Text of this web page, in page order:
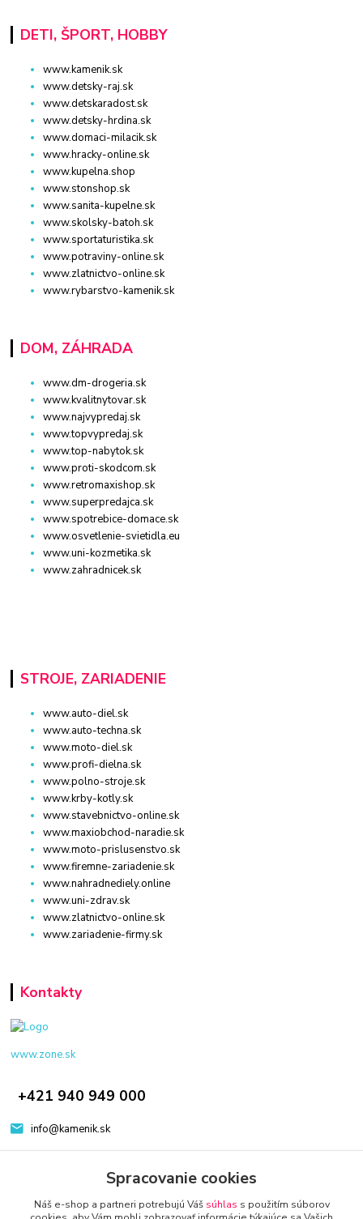
DETI, ŠPORT, HOBBY
www.kamenik.sk
www.detsky-raj.sk
www.detskaradost.sk
www.detsky-hrdina.sk
www.domaci-milacik.sk
www.hracky-online.sk
www.kupelna.shop
www.stonshop.sk
www.sanita-kupelne.sk
www.skolsky-batoh.sk
www.sportaturistika.sk
www.potraviny-online.sk
www.zlatnictvo-online.sk
www.rybarstvo-kamenik.sk
DOM, ZÁHRADA
www.dm-drogeria.sk
www.kvalitnytovar.sk
www.najvypredaj.sk
www.topvypredaj.sk
www.top-nabytok.sk
www.proti-skodcom.sk
www.retromaxishop.sk
www.superpredajca.sk
www.spotrebice-domace.sk
www.osvetlenie-svietidla.eu
www.uni-kozmetika.sk
www.zahradnicek.sk
STROJE, ZARIADENIE
www.auto-diel.sk
www.auto-techna.sk
www.moto-diel.sk
www.profi-dielna.sk
www.polno-stroje.sk
www.krby-kotly.sk
www.stavebnictvo-online.sk
www.maxiobchod-naradie.sk
www.moto-prislusenstvo.sk
www.firemne-zariadenie.sk
www.nahradnediely.online
www.uni-zdrav.sk
www.zlatnictvo-online.sk
www.zariadenie-firmy.sk
Kontakty
www.zone.sk
+421 940 949 000
info@kamenik.sk
Spracovanie cookies
Náš e-shop a partneri potrebujú Váš súhlas s použitím súborov